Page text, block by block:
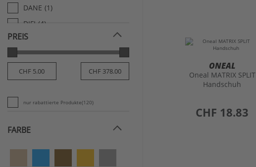
ONEAL
Oneal MATRIX SPLIT
Handschuh
preis
CHF 18.83
DANE (1)
DIFI (4)
FIVE
FOX (21)
HELD (19)
PREIS
nur rabattierte Produkte(120)
FARBE